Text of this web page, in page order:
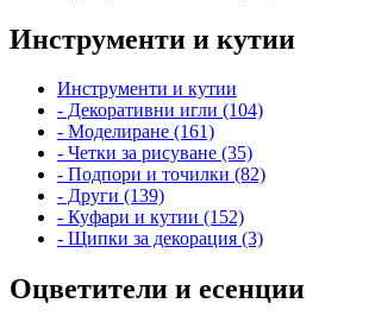
Инструменти и кутии
Инструменти и кутии
- Декоративни игли (104)
- Моделиране (161)
- Четки за рисуване (35)
- Подпори и точилки (82)
- Други (139)
- Куфари и кутии (152)
- Щипки за декорация (3)
Оцветители и есенции